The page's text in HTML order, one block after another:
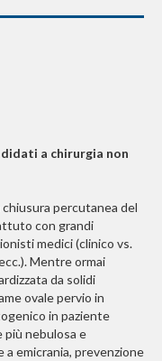
a chirurgia non
percutanea del
con grandi
medici (clinico vs.
Mentre ormai
da solidi
ovale pervio in
in paziente
più nebulosa e
a emicrania, prevenzione